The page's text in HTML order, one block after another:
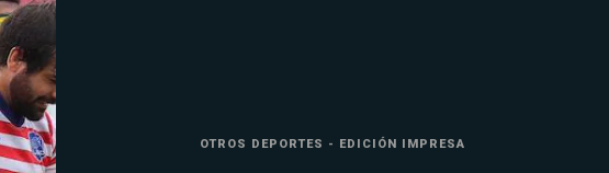
OTROS DEPORTES - EDICIÓN IMPRESA